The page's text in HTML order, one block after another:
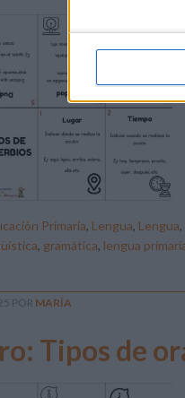
Primaria, Lengua, Lengua,
, gramática, lengua
POR MARÍA
Tipos de